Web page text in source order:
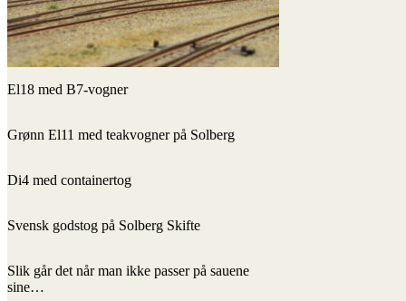
El18 med B7-vogner
Grønn El11 med teakvogner på Solberg
Di4 med containertog
Svensk godstog på Solberg Skifte
Slik går det når man ikke passer på sauene
sine…